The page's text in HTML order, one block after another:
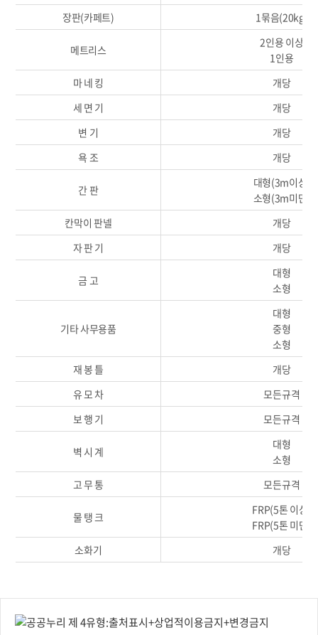
장판(카페트)
1묶음(20kg)
메트리스
2인용 이상
1인용
마 네 킹
개당
세 면 기
개당
변 기
개당
욕 조
개당
간 판
대형(3m이상)
소형(3m미만)
칸막이 판넬
개당
자 판 기
개당
금 고
대형
소형
기타 사무용품
대형
중형
소형
재 봉 틀
개당
유 모 차
모든규격
보 행 기
모든규격
벽 시 계
대형
소형
고 무 통
모든규격
물 탱 크
FRP(5톤 이상)
FRP(5톤 미만)
소화기
개당